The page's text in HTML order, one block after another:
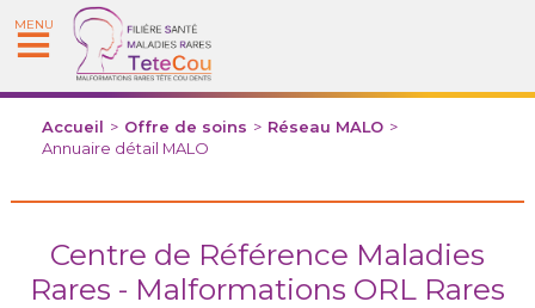
MENU
Accueil > Offre de soins > Réseau MALO >
Annuaire détail MALO
Centre de Référence Maladies
Rares - Malformations ORL Rares